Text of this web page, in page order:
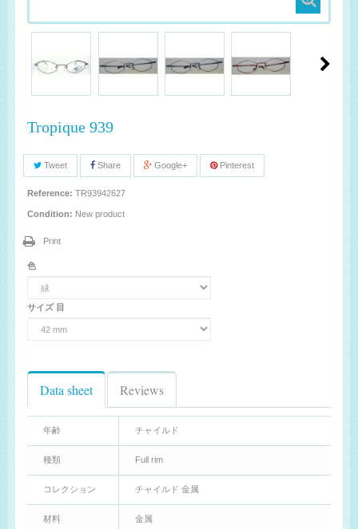
Tropique 939
Tweet Share Google+ Pinterest
Reference: TR93942627
Condition: New product
Print
色
サイズ 目
Data sheet Reviews
年齢 チャイルド
種類 Full rim
コレクション チャイルド 金属
材料 金属